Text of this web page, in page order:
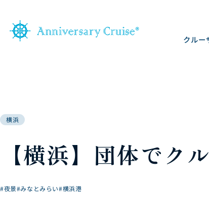
クルー
横浜
【横浜】団体でク
#夜景#みなとみらい#横浜港